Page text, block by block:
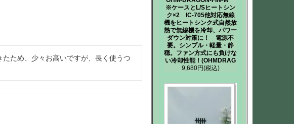
ため、少々お高いですが、長く使うつ
※ケースとL/Sヒートシン
ク×2 IC-705他対応無線
機をヒートシンク式自然放
熱で無線機を冷却、パワー
ダウン対策に！ 電源不
要。シンプル・軽量・静
穏。ファン方式にも負けな
い冷却性能！(OHMDRAG
9,680円(税込)